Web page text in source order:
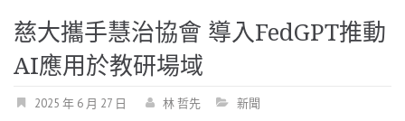
字:
慈大攜手慧治協會 導入FedGPT推動
AI應用於教研場域
2025 年 6 月 27 日 林 哲先 新聞